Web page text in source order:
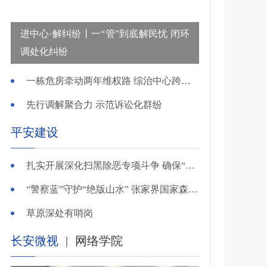
进中心·解纠纷丨一“管”到底解民忧 闭环
调处化纠纷
一栋危房牵动两年维权路 综治中心跨省寻鉴解民忧
先行调解聚合力 示范诉讼化群纷
平安建设
扎实开展深化扫黑除恶专项斗争 确保“全年全域平平安安、平平稳稳”——广东召开全省扫黑除恶专项斗争视频
“警察蓝”守护“绝版山水” 张家界国家森林公园景区派出所深化“生态警务”建设
草原深处有哨岗
长安微视 | 网络学院